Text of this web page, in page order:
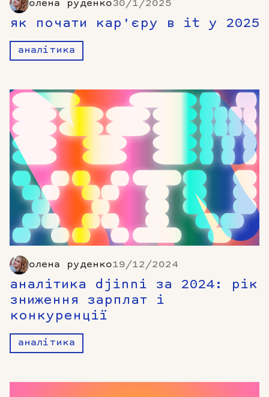
олена руденко30/1/2025
як почати кар'єру в it у 2025
аналітика
олена руденко19/12/2024
аналітика djinni за 2024: рік
зниження зарплат і
конкуренції
аналітика